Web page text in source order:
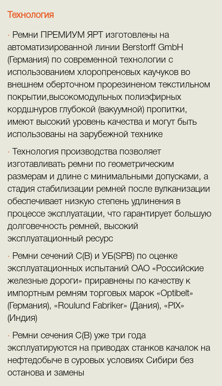
Технология
Ремни ПРЕМИУМ ЯРТ изготовлены на
автоматизированной линии Berstorff GmbH
(Германия) по современной технологии с
использованием хлоропреновых каучуков во
внешнем оберточном прорезиненом текстильном
покрытии,высокомодульных полиэфирных
кордшнуров глубокой (вакуумной) пропитки,
имеют высокий уровень качества и могут быть
использованы на зарубежной технике
Технология производства позволяет
изготавливать ремни по геометрическим
размерам и длине с минимальными допусками, а
стадия стабилизации ремней после вулканизации
обеспечивает низкую степень удлинения в
процессе эксплуатации, что гарантирует большую
долговечность ремней, высокий
эксплуатационный ресурс
Ремни сечений С(В) и УБ(SPB) по оценке
эксплуатационных испытаний ОАО «Российские
железные дороги» приравнены по качеству к
импортным ремням торговых марок «Optibelt»
(Германия), «Roulund Fabriker» (Дания), «PIX»
(Индия)
Ремни сечения С(В) уже три года
эксплуатируются на приводах станков качалок на
нефтедобыче в суровых условиях Сибири без
останова и замены